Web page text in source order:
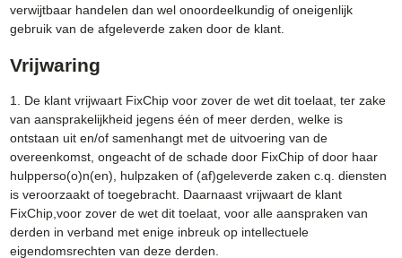
verwijtbaar handelen dan wel onoordeelkundig of oneigenlijk
gebruik van de afgeleverde zaken door de klant.
Vrijwaring
1. De klant vrijwaart FixChip voor zover de wet dit toelaat, ter zake
van aansprakelijkheid jegens één of meer derden, welke is
ontstaan uit en/of samenhangt met de uitvoering van de
overeenkomst, ongeacht of de schade door FixChip of door haar
hulpperso(o)n(en), hulpzaken of (af)geleverde zaken c.q. diensten
is veroorzaakt of toegebracht. Daarnaast vrijwaart de klant
FixChip,voor zover de wet dit toelaat, voor alle aanspraken van
derden in verband met enige inbreuk op intellectuele
eigendomsrechten van deze derden.